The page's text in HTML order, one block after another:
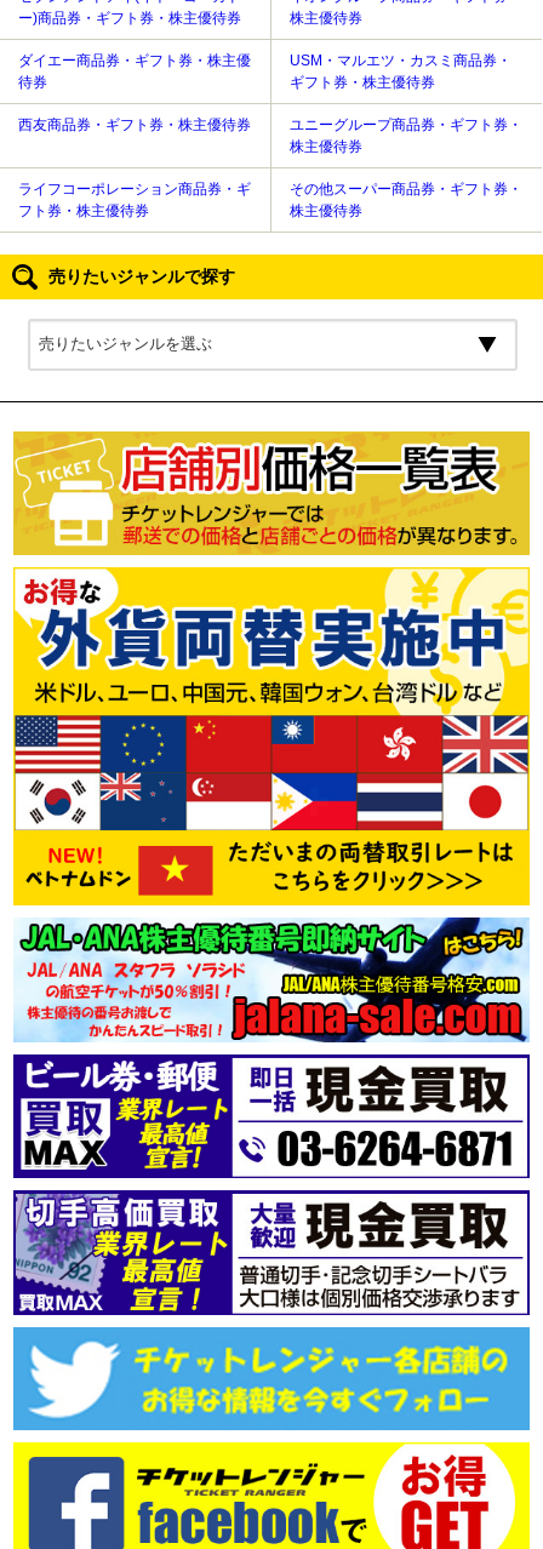
ー)商品券・ギフト券・株主優待券
株主優待券
ダイエー商品券・ギフト券・株主優
待券
USM・マルエツ・カスミ商品券・
ギフト券・株主優待券
西友商品券・ギフト券・株主優待券
ユニーグループ商品券・ギフト券・
株主優待券
ライフコーポレーション商品券・ギ
フト券・株主優待券
その他スーパー商品券・ギフト券・
株主優待券
売りたいジャンルで探す